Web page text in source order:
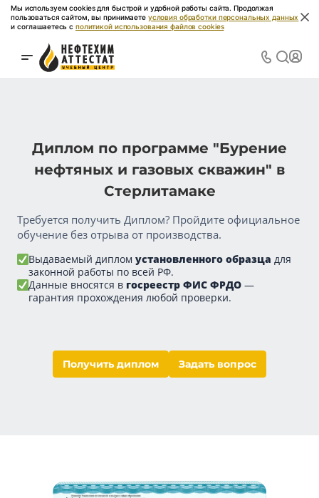
Мы используем cookies для быстрой и удобной работы сайта. Продолжая
пользоваться сайтом, вы принимаете условия обработки персональных данных
и соглашаетесь с политикой использования файлов cookies
Диплом по программе "Бурение
нефтяных и газовых скважин" в
Стерлитамаке
Требуется получить Диплом? Пройдите официальное
обучение без отрыва от производства.
Выдаваемый диплом установленного образца для
законной работы по всей РФ.
Данные вносятся в госреестр ФИС ФРДО —
гарантия прохождения любой проверки.
Получить диплом Задать вопрос